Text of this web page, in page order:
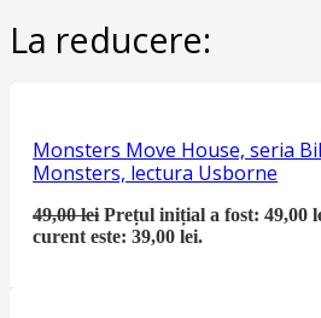
La reducere:
Monsters Move House, seria
Monsters, lectura Usborne
49,00lei Prețul inițial a fost: 49,00
curent este: 39,00 lei.